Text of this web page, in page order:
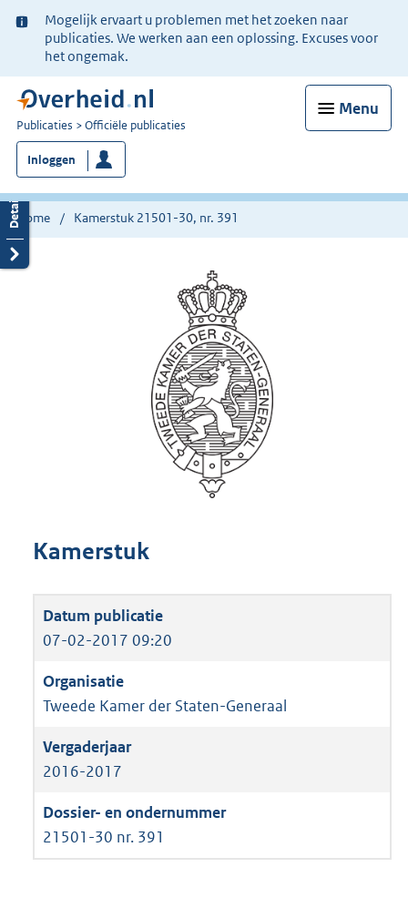
Ter
informatie:
Mogelijk ervaart u problemen met het zoeken naar
publicaties. We werken aan een oplossing. Excuses voor
het ongemak.
Menu
U
bent
nu
hier:
Publicaties Officiële publicaties
Inloggen
Home Kamerstuk 21501-30, nr. 391
Kamerstuk
07-02-2017 09:20
Tweede Kamer der Staten-Generaal
2016-2017
21501-30 nr. 391